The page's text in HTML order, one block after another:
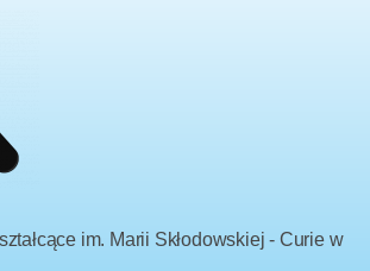
im. Marii Skłodowskiej - Curie w